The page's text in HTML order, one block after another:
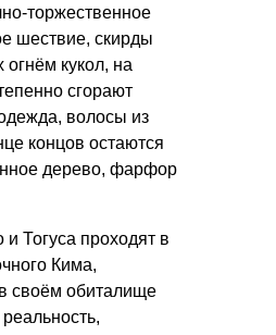
торжественное
шествие, скирды
кукол, на
сгорают
волосы из
концов остаются
дерево, фарфор
Тогуса проходят в
Кима,
своём обиталище